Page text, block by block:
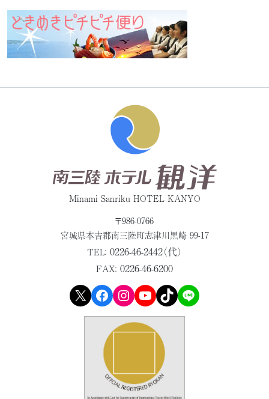
Minami Sanriku HOTEL KANYO
〒986-0766
宮城県本吉郡南三陸町志津川黒崎 99-17
TEL： 0226-46-2442（代）
FAX： 0226-46-6200
X Facebook Instagram YouTube TikTok LINE